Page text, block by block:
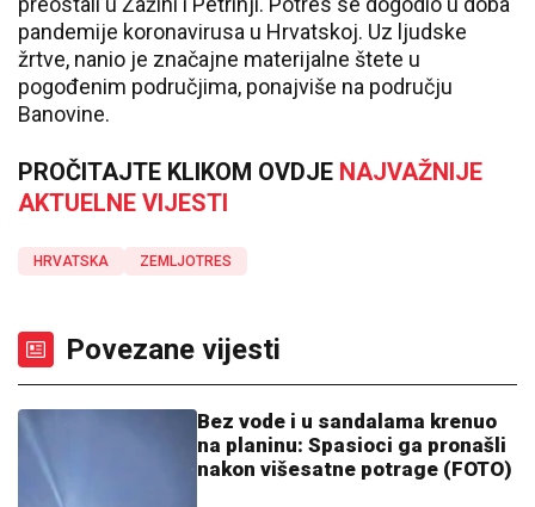
pandemije koronavirusa u Hrvatskoj. Uz ljudske
žrtve, nanio je značajne materijalne štete u
pogođenim područjima, ponajviše na području
Banovine.
PROČITAJTE KLIKOM OVDJE NAJVAŽNIJE
AKTUELNE VIJESTI
HRVATSKA ZEMLJOTRES
Povezane vijesti
Bez vode i u sandalama krenuo
na planinu: Spasioci ga pronašli
nakon višesatne potrage (FOTO)